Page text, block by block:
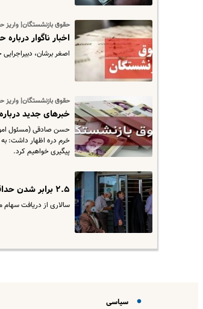
حقوق بازنشستگان| واریز
اخبار ناگوار
اصغر برشان،
حقوق بازنشستگان| واریز
خبرهای جدید
حسن صادقی (مسئول امور
خرم دره اظهار داشت:
پیگیری خواهیم کرد.
۲.۵ برابر شدن حداقل حقوق بازنشستگان تامین اجتماعی+ جزئیات
سالاری از دریافت سهام
سیاسی